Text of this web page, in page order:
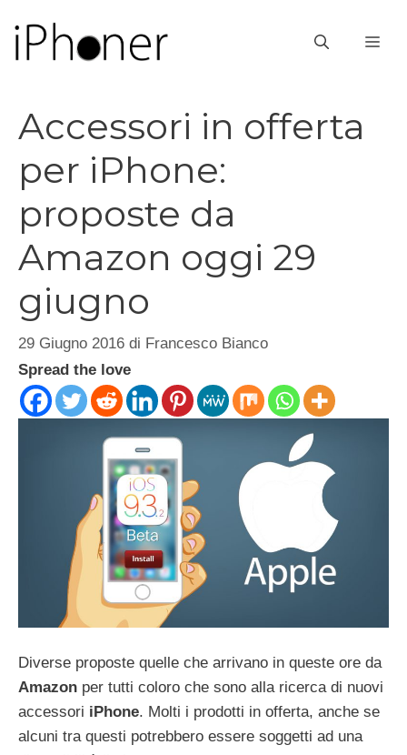
contenuto
Accessori in offerta
per iPhone:
proposte da
Amazon oggi 29
giugno
29 Giugno 2016 di Francesco Bianco
Spread the love
Diverse proposte quelle che arrivano in queste ore da
Amazon per tutti coloro che sono alla ricerca di nuovi
accessori iPhone. Molti i prodotti in offerta, anche se
alcuni tra questi potrebbero essere soggetti ad una